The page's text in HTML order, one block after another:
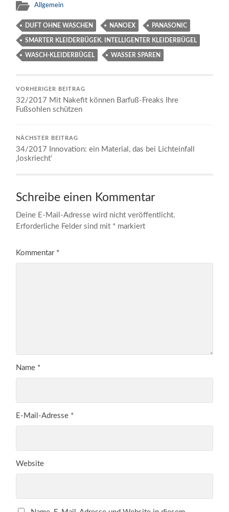
Allgemein
DUFT OHNE WASCHEN NANOEX PANASONIC
SMARTER KLEIDERBÜGEK. INTELLIGENTER KLEIDERBÜGEL
WASCH-KLEIDERBÜGEL WASSER SPAREN
VORHERIGER BEITRAG
32/2017 Mit Nakefit können Barfuß-Freaks Ihre
Fußsohlen schützen
NÄCHSTER BEITRAG
34/2017 Innovation: ein Material, das bei Lichteinfall
‚loskriecht‘
Schreibe einen Kommentar
Deine E-Mail-Adresse wird nicht veröffentlicht.
Erforderliche Felder sind mit * markiert
Kommentar *
Name *
E-Mail-Adresse *
Website